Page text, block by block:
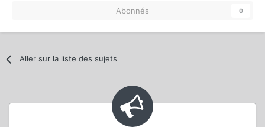
Abonnés 0
Aller sur la liste des sujets